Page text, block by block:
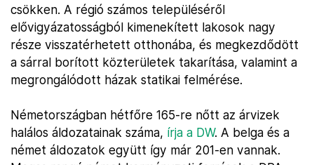
csökken. A régió számos településéről
elővigyázatosságból kimenekített lakosok nagy
része visszatérhetett otthonába, és megkezdődött
a sárral borított közterületek takarítása, valamint a
megrongálódott házak statikai felmérése.
Németországban hétfőre 165-re nőtt az árvizek
halálos áldozatainak száma, írja a DW. A belga és a
német áldozatok együtt így már 201-en vannak.